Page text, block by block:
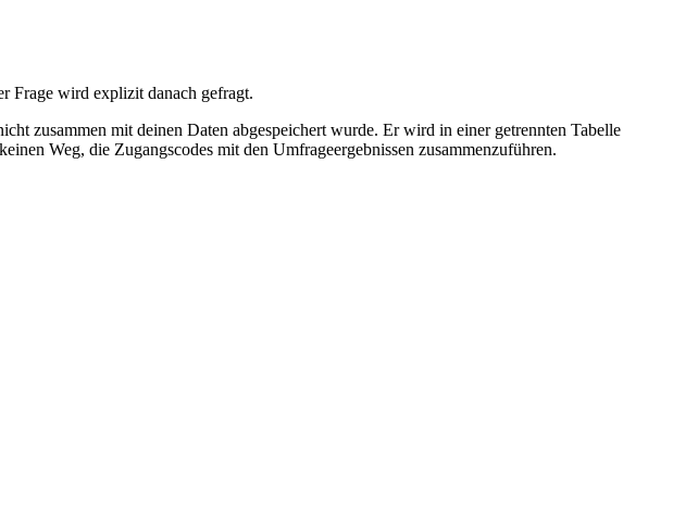
Frage wird explizit danach gefragt.
zusammen mit deinen Daten abgespeichert wurde. Er wird in einer getrennten Tabelle
Weg, die Zugangscodes mit den Umfrageergebnissen zusammenzuführen.